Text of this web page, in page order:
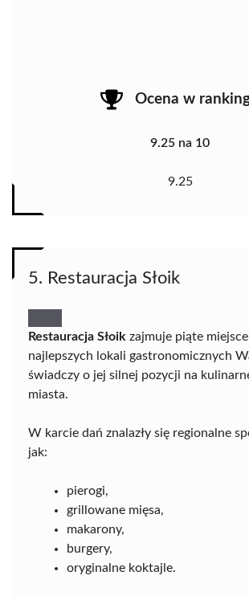
Ocena w
9.25 na 10
9.25
5. Restauracja Słoik
Restauracja Słoik zajmuje piąte
najlepszych lokali gastronomicznych
świadczy o jej silnej pozycji na
miasta.
W karcie dań znalazły się regionalne
jak:
pierogi,
grillowane mięsa,
makarony,
burgery,
oryginalne koktajle.